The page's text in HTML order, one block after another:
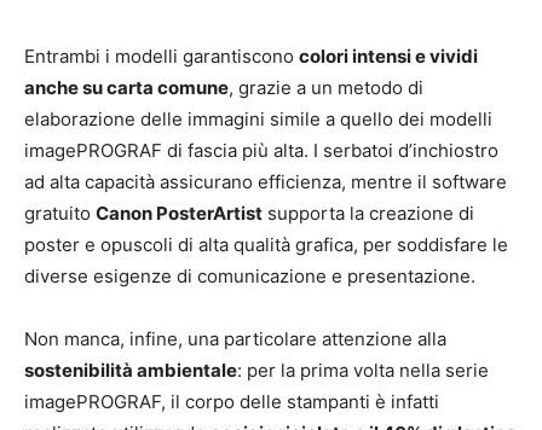
Entrambi i modelli garantiscono colori intensi e vividi
anche su carta comune, grazie a un metodo di
elaborazione delle immagini simile a quello dei modelli
imagePROGRAF di fascia più alta. I serbatoi d’inchiostro
ad alta capacità assicurano efficienza, mentre il software
gratuito Canon PosterArtist supporta la creazione di
poster e opuscoli di alta qualità grafica, per soddisfare le
diverse esigenze di comunicazione e presentazione.
Non manca, infine, una particolare attenzione alla
sostenibilità ambientale: per la prima volta nella serie
imagePROGRAF, il corpo delle stampanti è infatti